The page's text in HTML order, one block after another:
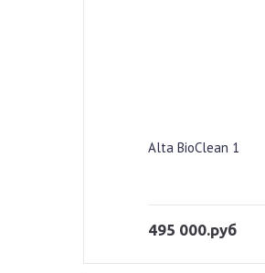
Alta BioClean 1
495 000.руб